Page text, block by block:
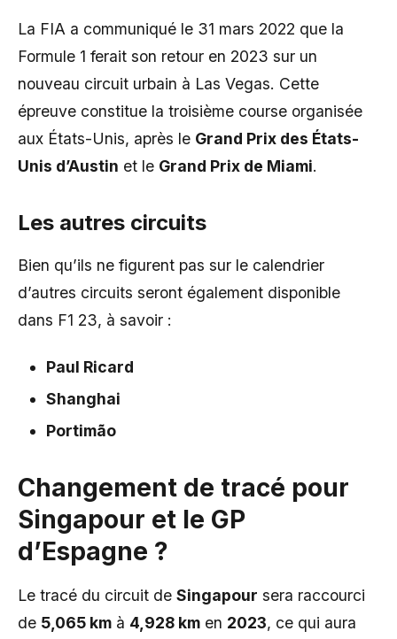
La FIA a communiqué le 31 mars 2022 que la
Formule 1 ferait son retour en 2023 sur un
nouveau circuit urbain à Las Vegas. Cette
épreuve constitue la troisième course organisée
aux États-Unis, après le Grand Prix des États-
Unis d’Austin et le Grand Prix de Miami.
Les autres circuits
Bien qu’ils ne figurent pas sur le calendrier
d’autres circuits seront également disponible
dans F1 23, à savoir :
Paul Ricard
Shanghai
Portimão
Changement de tracé pour
Singapour et le GP
d’Espagne ?
Le tracé du circuit de Singapour sera raccourci
de 5,065 km à 4,928 km en 2023, ce qui aura